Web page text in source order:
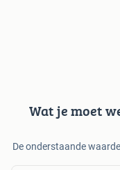
Wat je moet
De onderstaande